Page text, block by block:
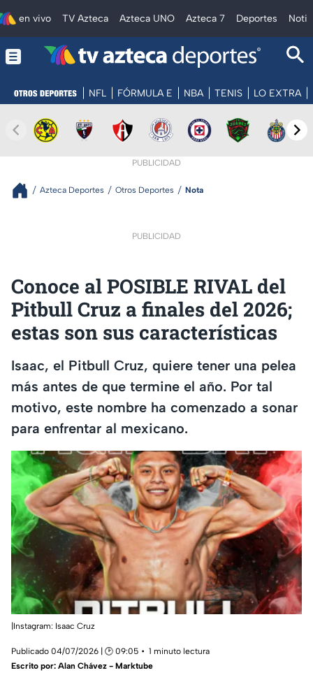
en vivo TV Azteca Azteca UNO Azteca 7 Deportes
NFL FÓRMULA E NBA TENIS LO EXTRA
PUBLICIDAD
Azteca Deportes Otros Deportes Nota
PUBLICIDAD
Conoce al POSIBLE RIVAL del
Pitbull Cruz a finales del 2026;
estas son sus características
Isaac, el Pitbull Cruz, quiere tener una pelea
más antes de que termine el año. Por tal
motivo, este nombre ha comenzado a sonar
para enfrentar al mexicano.
|Instagram: Isaac Cruz
Publicado 04/07/2026 | 🕑 09:05
1 minuto lectura
Escrito por: Alan Chávez - Marktube